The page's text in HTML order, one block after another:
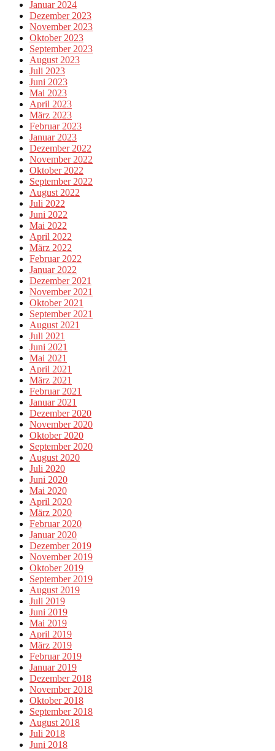
Januar 2024
Dezember 2023
November 2023
Oktober 2023
September 2023
August 2023
Juli 2023
Juni 2023
Mai 2023
April 2023
März 2023
Februar 2023
Januar 2023
Dezember 2022
November 2022
Oktober 2022
September 2022
August 2022
Juli 2022
Juni 2022
Mai 2022
April 2022
März 2022
Februar 2022
Januar 2022
Dezember 2021
November 2021
Oktober 2021
September 2021
August 2021
Juli 2021
Juni 2021
Mai 2021
April 2021
März 2021
Februar 2021
Januar 2021
Dezember 2020
November 2020
Oktober 2020
September 2020
August 2020
Juli 2020
Juni 2020
Mai 2020
April 2020
März 2020
Februar 2020
Januar 2020
Dezember 2019
November 2019
Oktober 2019
September 2019
August 2019
Juli 2019
Juni 2019
Mai 2019
April 2019
März 2019
Februar 2019
Januar 2019
Dezember 2018
November 2018
Oktober 2018
September 2018
August 2018
Juli 2018
Juni 2018